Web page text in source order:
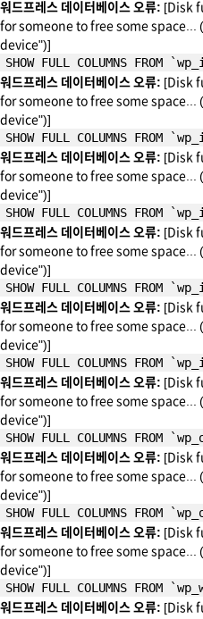
워드프레스 데이터베이스 오류: [Disk
for someone to free some space...
device")]
SHOW FULL COLUMNS FROM
워드프레스 데이터베이스 오류: [Disk
for someone to free some space...
device")]
SHOW FULL COLUMNS FROM
워드프레스 데이터베이스 오류: [Disk
for someone to free some space...
device")]
SHOW FULL COLUMNS FROM
워드프레스 데이터베이스 오류: [Disk
for someone to free some space...
device")]
SHOW FULL COLUMNS FROM
워드프레스 데이터베이스 오류: [Disk
for someone to free some space...
device")]
SHOW FULL COLUMNS FROM
워드프레스 데이터베이스 오류: [Disk
for someone to free some space...
device")]
SHOW FULL COLUMNS FROM
워드프레스 데이터베이스 오류: [Disk
for someone to free some space...
device")]
SHOW FULL COLUMNS FROM
워드프레스 데이터베이스 오류: [Disk
for someone to free some space...
device")]
SHOW FULL COLUMNS FROM
워드프레스 데이터베이스 오류: [Disk